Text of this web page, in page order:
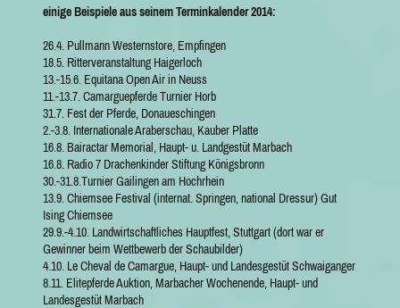
einige Beispiele aus seinem Terminkalender 2014:
26.4. Pullmann Westernstore, Empfingen
18.5. Ritterveranstaltung Haigerloch
13.-15.6. Equitana Open Air in Neuss
11.-13.7. Camarguepferde Turnier Horb
31.7. Fest der Pferde, Donaueschingen
2.-3.8. Internationale Araberschau, Kauber Platte
16.8. Bairactar Memorial, Haupt- u. Landgestüt Marbach
16.8. Radio 7 Drachenkinder Stiftung Königsbronn
30.-31.8.Turnier Gailingen am Hochrhein
13.9. Chiemsee Festival (internat. Springen, national Dressur) Gut
Ising Chiemsee
29.9.-4.10. Landwirtschaftliches Hauptfest, Stuttgart (dort war er
Gewinner beim Wettbewerb der Schaubilder)
4.10. Le Cheval de Camargue, Haupt- und Landesgestüt Schwaiganger
8.11. Elitepferde Auktion, Marbacher Wochenende, Haupt- und
Landesgestüt Marbach